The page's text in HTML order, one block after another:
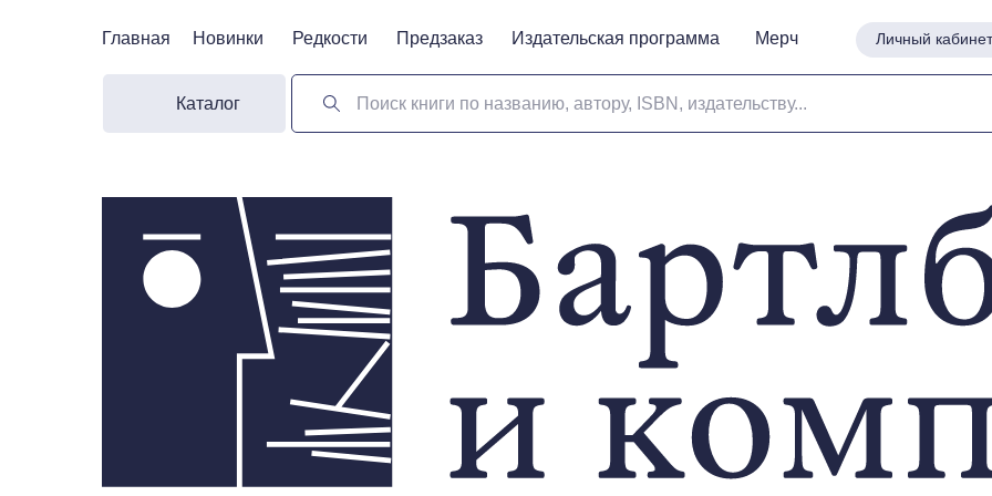
Личный кабинет
Поиск книги по названию, автору, ISBN, издательству...
Новинки Предзаказ Издательская программа Мерч
Редкости
Главная
Каталог
Личный кабинет
Новинки Предзаказ Издательская программа Мерч
Редкости
Главная